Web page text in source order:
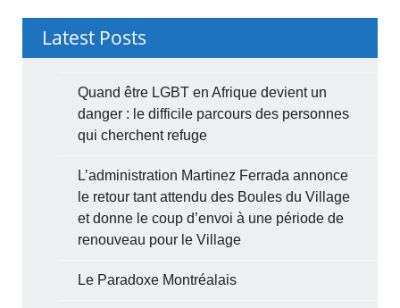
Latest Posts
Quand être LGBT en Afrique devient un
danger : le difficile parcours des personnes
qui cherchent refuge
L’administration Martinez Ferrada annonce
le retour tant attendu des Boules du Village
et donne le coup d’envoi à une période de
renouveau pour le Village
Le Paradoxe Montréalais